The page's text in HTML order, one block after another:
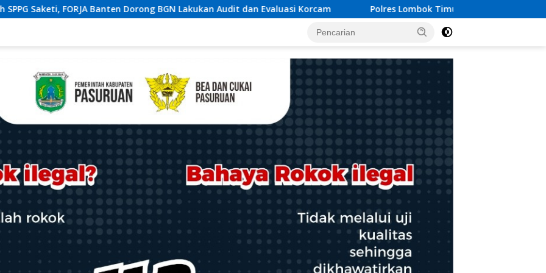
BGN Lakukan Audit dan Evaluasi Korcam Polres Lombok Timur Mantapkan Pengamanan HUT RI ke-81, Antisipasi